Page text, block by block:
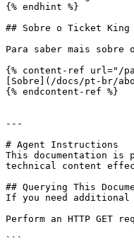
{% endhint %}
## Sobre o Ticket King
Para saber mais sobre
{% content-ref url="/
[Sobre](/docs/pt-br/
{% endcontent-ref %}
---
# Agent Instructions
This documentation is
technical content
## Querying This
If you need
Perform an HTTP
```